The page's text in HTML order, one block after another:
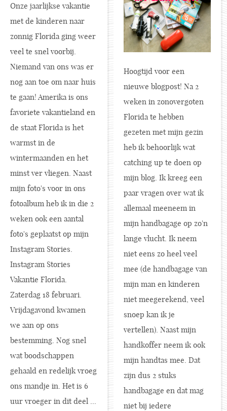
Onze jaarlijkse vakantie
met de kinderen naar
zonnig Florida ging weer
veel te snel voorbij.
Niemand van ons was er
nog aan toe om naar huis
te gaan! Amerika is ons
favoriete vakantieland en
de staat Florida is het
warmst in de
wintermaanden en het
minst ver vliegen. Naast
mijn foto's voor in ons
fotoalbum heb ik in die 2
weken ook een aantal
foto's geplaatst op mijn
Instagram Stories.
Instagram Stories
Vakantie Florida.
Zaterdag 18 februari.
Vrijdagavond kwamen
we aan op ons
bestemming. Nog snel
wat boodschappen
gehaald en redelijk vroeg
ons mandje in. Het is 6
uur vroeger in dit deel ...
Hoogtijd voor een
nieuwe blogpost! Na 2
weken in zonovergoten
Florida te hebben
gezeten met mijn gezin
heb ik behoorlijk wat
catching up te doen op
mijn blog. Ik kreeg een
paar vragen over wat ik
allemaal meeneem in
mijn handbagage op zo'n
lange vlucht. Ik neem
niet eens zo heel veel
mee (de handbagage van
mijn man en kinderen
niet meegerekend, veel
snoep kan ik je
vertellen). Naast mijn
handkoffer neem ik ook
mijn handtas mee. Dat
zijn dus 2 stuks
handbagage en dat mag
niet bij iedere